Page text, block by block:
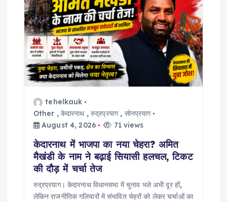
tehelkauk
Other , केदारनाथ,रुद्रप्रयाग, सोनप्रयाग
August 4, 2026
71 views
केदारनाथ में भाजपा का नया चेहरा? अमित
मैखंडी के नाम ने बढ़ाई सियासी हलचल, टिकट
की दौड़ में चर्चा तेज
रुद्रप्रयाग। केदारनाथ विधानसभा में चुनाव भले अभी दूर हों,
लेकिन राजनीतिक गलियारों में संभावित चेहरों को लेकर चर्चाओं का